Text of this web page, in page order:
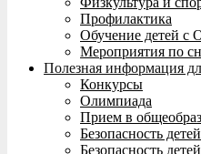
Профилактика
Обучение детей с
Мероприятия по
Полезная информация
Конкурсы
Олимпиада
Прием в
Безопасность детей
Безопасность